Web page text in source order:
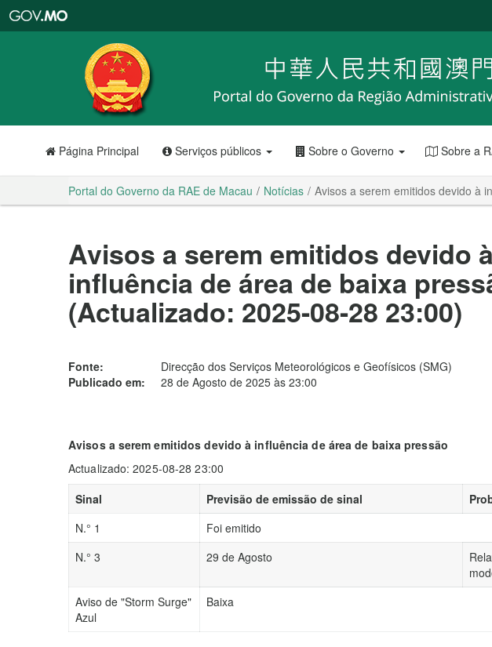
RAE
de
Macau
Página Principal Serviços públicos Sobre o Governo Sobre a
Portal do Governo da RAE de Macau Notícias Avisos a serem emitidos devido à
Avisos a serem emitidos devido à
influência de área de baixa
(Actualizado: 2025-08-28 23:00)
Fonte:
Direcção dos Serviços Meteorológicos e Geofísicos (SMG)
Publicado em:
28 de Agosto de 2025 às 23:00
Avisos a serem emitidos devido à influência de área de baixa pressão
Actualizado: 2025-08-28 23:00
Sinal
Previsão de emissão de sinal
N.° 1
Foi emitido
N.° 3
29 de Agosto
Aviso de "Storm Surge"
Azul
Baixa